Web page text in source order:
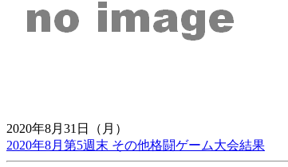
2020年8月31日（月）
2020年8月第5週末 その他格闘ゲーム大会結果